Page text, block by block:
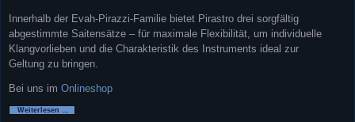
Innerhalb der Evah-Pirazzi-Familie bietet Pirastro drei sorgfältig
abgestimmte Saitensätze – für maximale Flexibilität, um individuelle
Klangvorlieben und die Charakteristik des Instruments ideal zur
Geltung zu bringen.
Bei uns im Onlineshop
Weiterlesen …